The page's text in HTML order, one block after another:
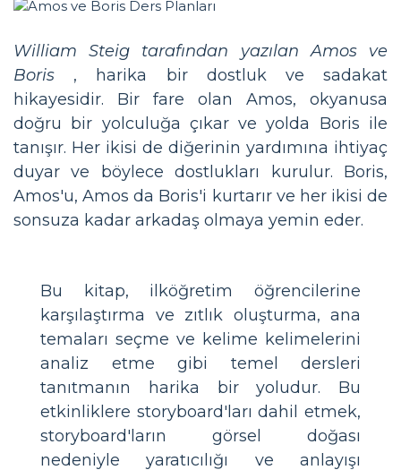
William Steig tarafından yazılan Amos ve
Boris , harika bir dostluk ve sadakat
hikayesidir. Bir fare olan Amos, okyanusa
doğru bir yolculuğa çıkar ve yolda Boris ile
tanışır. Her ikisi de diğerinin yardımına ihtiyaç
duyar ve böylece dostlukları kurulur. Boris,
Amos'u, Amos da Boris'i kurtarır ve her ikisi de
sonsuza kadar arkadaş olmaya yemin eder.
Bu kitap, ilköğretim öğrencilerine
karşılaştırma ve zıtlık oluşturma, ana
temaları seçme ve kelime kelimelerini
analiz etme gibi temel dersleri
tanıtmanın harika bir yoludur. Bu
etkinliklere storyboard'ları dahil etmek,
storyboard'ların görsel doğası
nedeniyle yaratıcılığı ve anlayışı